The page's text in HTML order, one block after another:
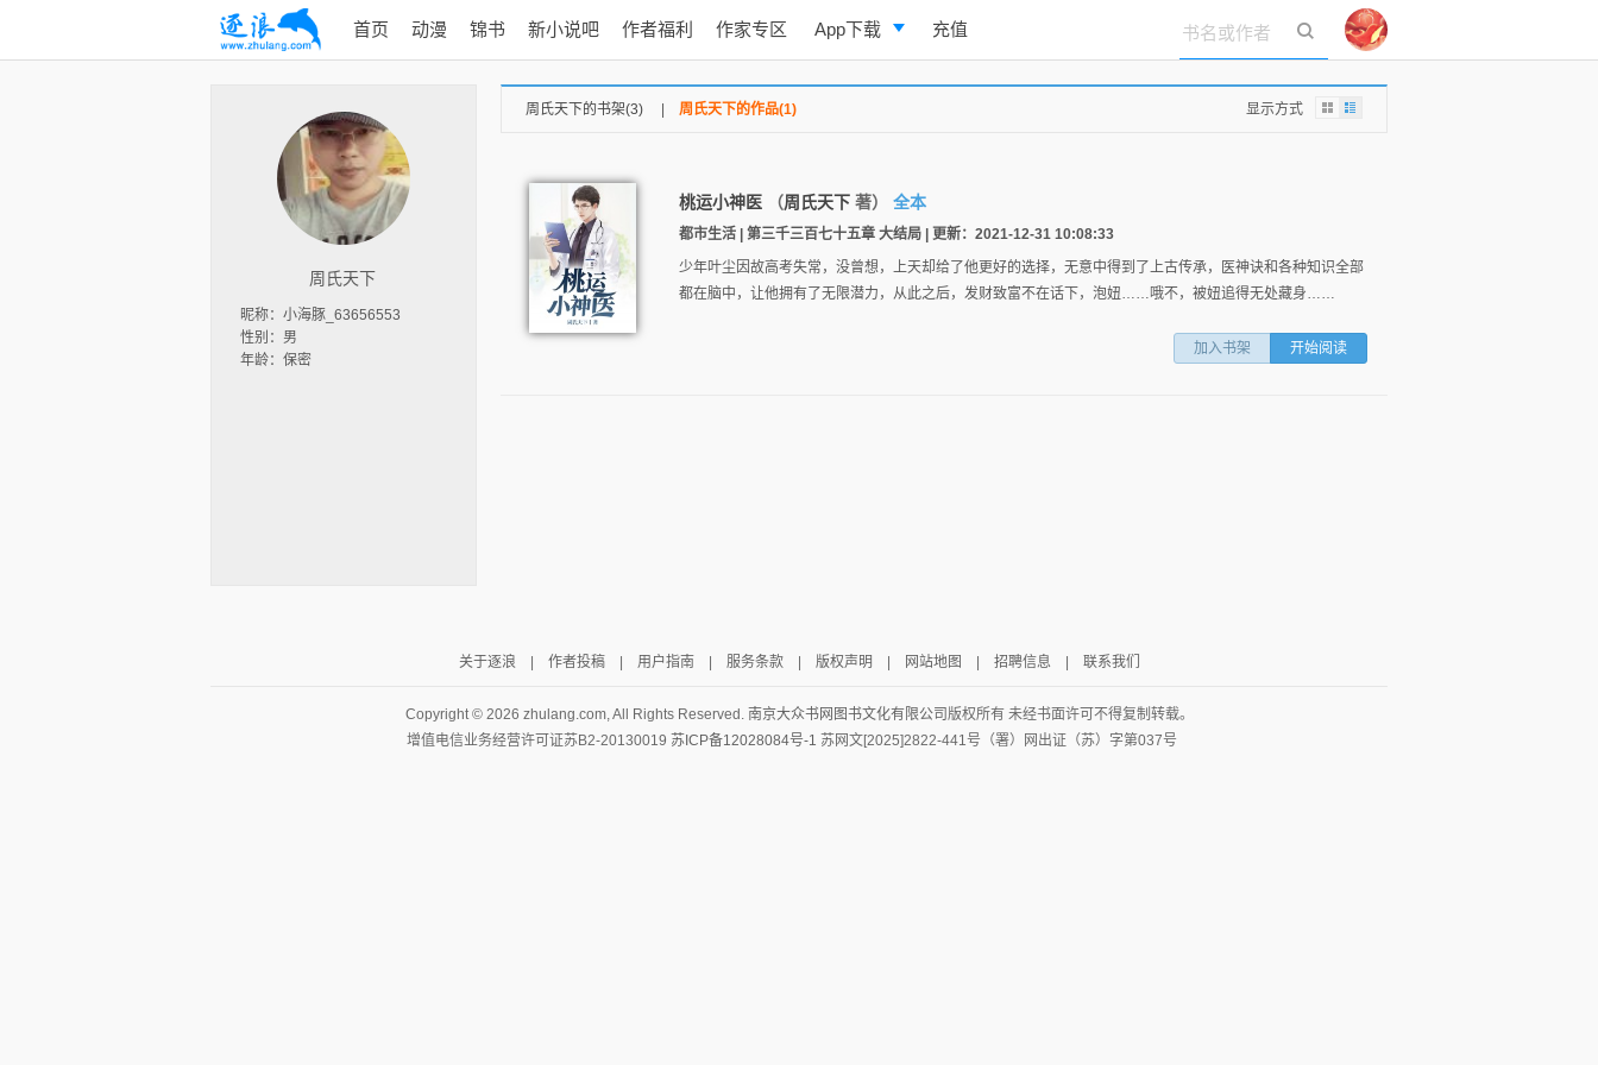
首页 动漫 锦书 新小说吧 作者福利 作家专区 App下载
逐浪小说
充值
立即登录
周氏天下
昵称：小海豚_63656553
性别：男
年龄：保密
周氏天下的书架(3) 周氏天下的作品(1) 显示方式
桃运小神医 （周氏天下 著） 全本
都市生活 | 第三千三百七十五章 大结局 | 更新：2021-12-31 10:08:33
少年叶尘因故高考失常，没曾想，上天却给了他更好的选择，无意中得到了上古传承，医神诀和各种知识全部
都在脑中，让他拥有了无限潜力，从此之后，发财致富不在话下，泡妞……哦不，被妞追得无处藏身……
加入书架 开始阅读
关于逐浪 作者投稿| 用户指南 服务条款| 版权声明 网站地图 招聘信息 联系我们
Copyright © 2026 zhulang.com, All Rights Reserved. 南京大众书网图书文化有限公司 版权所有 未经书面许可不得复制转载。
增值电信业务经营许可证苏B2-20130019 苏ICP备12028084号-1 苏网文[2025]2822-441号（署）网出证（苏）字第037号